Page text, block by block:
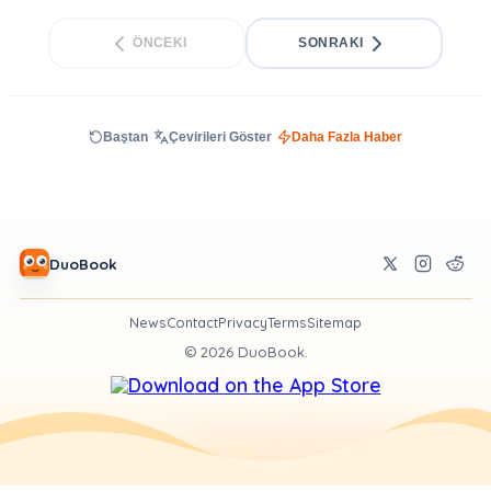
ÖNCEKI SONRAKI
Baştan Çevirileri Göster Daha Fazla Haber
DuoBook
NewsContactPrivacyTermsSitemap
© 2026DuoBook.